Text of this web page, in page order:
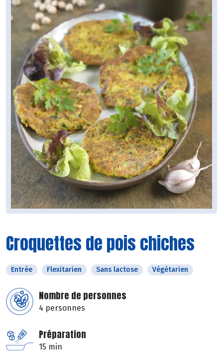
Croquettes de pois chiches
Entrée Flexitarien Sans lactose Végétarien
Nombre de personnes
4 personnes
Préparation
15 min